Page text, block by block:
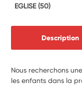
EGLISE(50)
Description
Nous recherchons
les enfants dans la